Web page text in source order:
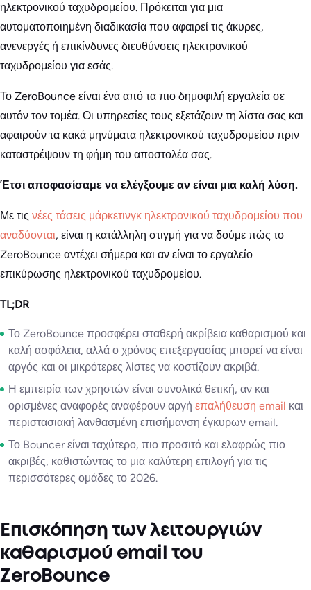
ηλεκτρονικού ταχυδρομείου. Πρόκειται για μια
αυτοματοποιημένη διαδικασία που αφαιρεί τις άκυρες,
ανενεργές ή επικίνδυνες διευθύνσεις ηλεκτρονικού
ταχυδρομείου για εσάς.
Το ZeroBounce είναι ένα από τα πιο δημοφιλή εργαλεία σε
αυτόν τον τομέα. Οι υπηρεσίες τους εξετάζουν τη λίστα σας και
αφαιρούν τα κακά μηνύματα ηλεκτρονικού ταχυδρομείου πριν
καταστρέψουν τη φήμη του αποστολέα σας.
Έτσι αποφασίσαμε να ελέγξουμε αν είναι μια καλή λύση.
Με τις νέες τάσεις μάρκετινγκ ηλεκτρονικού ταχυδρομείου που
αναδύονται, είναι η κατάλληλη στιγμή για να δούμε πώς το
ZeroBounce αντέχει σήμερα και αν είναι το εργαλείο
επικύρωσης ηλεκτρονικού ταχυδρομείου.
TL;DR
Το ZeroBounce προσφέρει σταθερή ακρίβεια καθαρισμού και
καλή ασφάλεια, αλλά ο χρόνος επεξεργασίας μπορεί να είναι
αργός και οι μικρότερες λίστες να κοστίζουν ακριβά.
Η εμπειρία των χρηστών είναι συνολικά θετική, αν και
ορισμένες αναφορές αναφέρουν αργή επαλήθευση email και
περιστασιακή λανθασμένη επισήμανση έγκυρων email.
Το Bouncer είναι ταχύτερο, πιο προσιτό και ελαφρώς πιο
ακριβές, καθιστώντας το μια καλύτερη επιλογή για τις
περισσότερες ομάδες το 2026.
Επισκόπηση των λειτουργιών
καθαρισμού email του
ZeroBounce